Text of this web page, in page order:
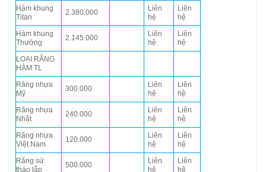
Hàm khung
Titan
2.380.000
Liên
hệ
Liên
hệ
Hàm khung
Thường
2.145.000
Liên
hệ
Liên
hệ
LOẠI RĂNG
HÀM TL
Răng nhựa
Mỹ
300.000
Liên
hệ
Liên
hệ
Răng nhựa
Nhật
240.000
Liên
hệ
Liên
hệ
Răng nhựa
Việt Nam
120.000
Liên
hệ
Liên
hệ
Răng sứ
tháo lắp
500.000
Liên
hệ
Liên
hệ